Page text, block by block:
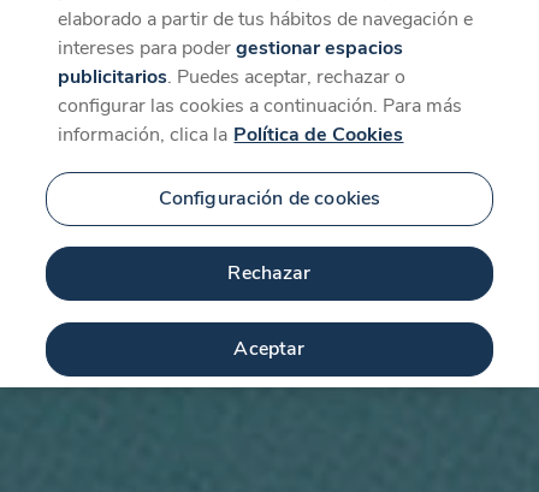
elaborado a partir de tus hábitos de navegación e
intereses para podergestionar espacios
publicitarios. Puedes aceptar, rechazar o
configurar las cookies a continuación. Para más
información, clica la Política de Cookies
Configuración de cookies
Rechazar
Aceptar